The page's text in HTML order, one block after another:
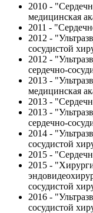
2010 -
медицинская
2011 -
2012 -
сосудистой
2012 -
сердечно-
2013 -
медицинская
2013 -
2013 -
сердечно-
2014 -
сосудистой
2015 -
2015 -
сосудистой
2016 -
сосудистой